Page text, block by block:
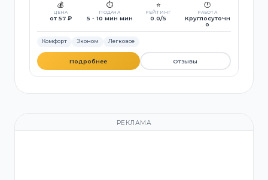
💰
ЦЕНА
от 57 ₽
⏱️
ПОДАЧА
5 - 10 мин мин
⭐
РЕЙТИНГ
0.0/5
🕐
РАБОТА
Круглосуточн
о
Комфорт Эконом Легковое
Подробнее Отзывы
РЕКЛАМА